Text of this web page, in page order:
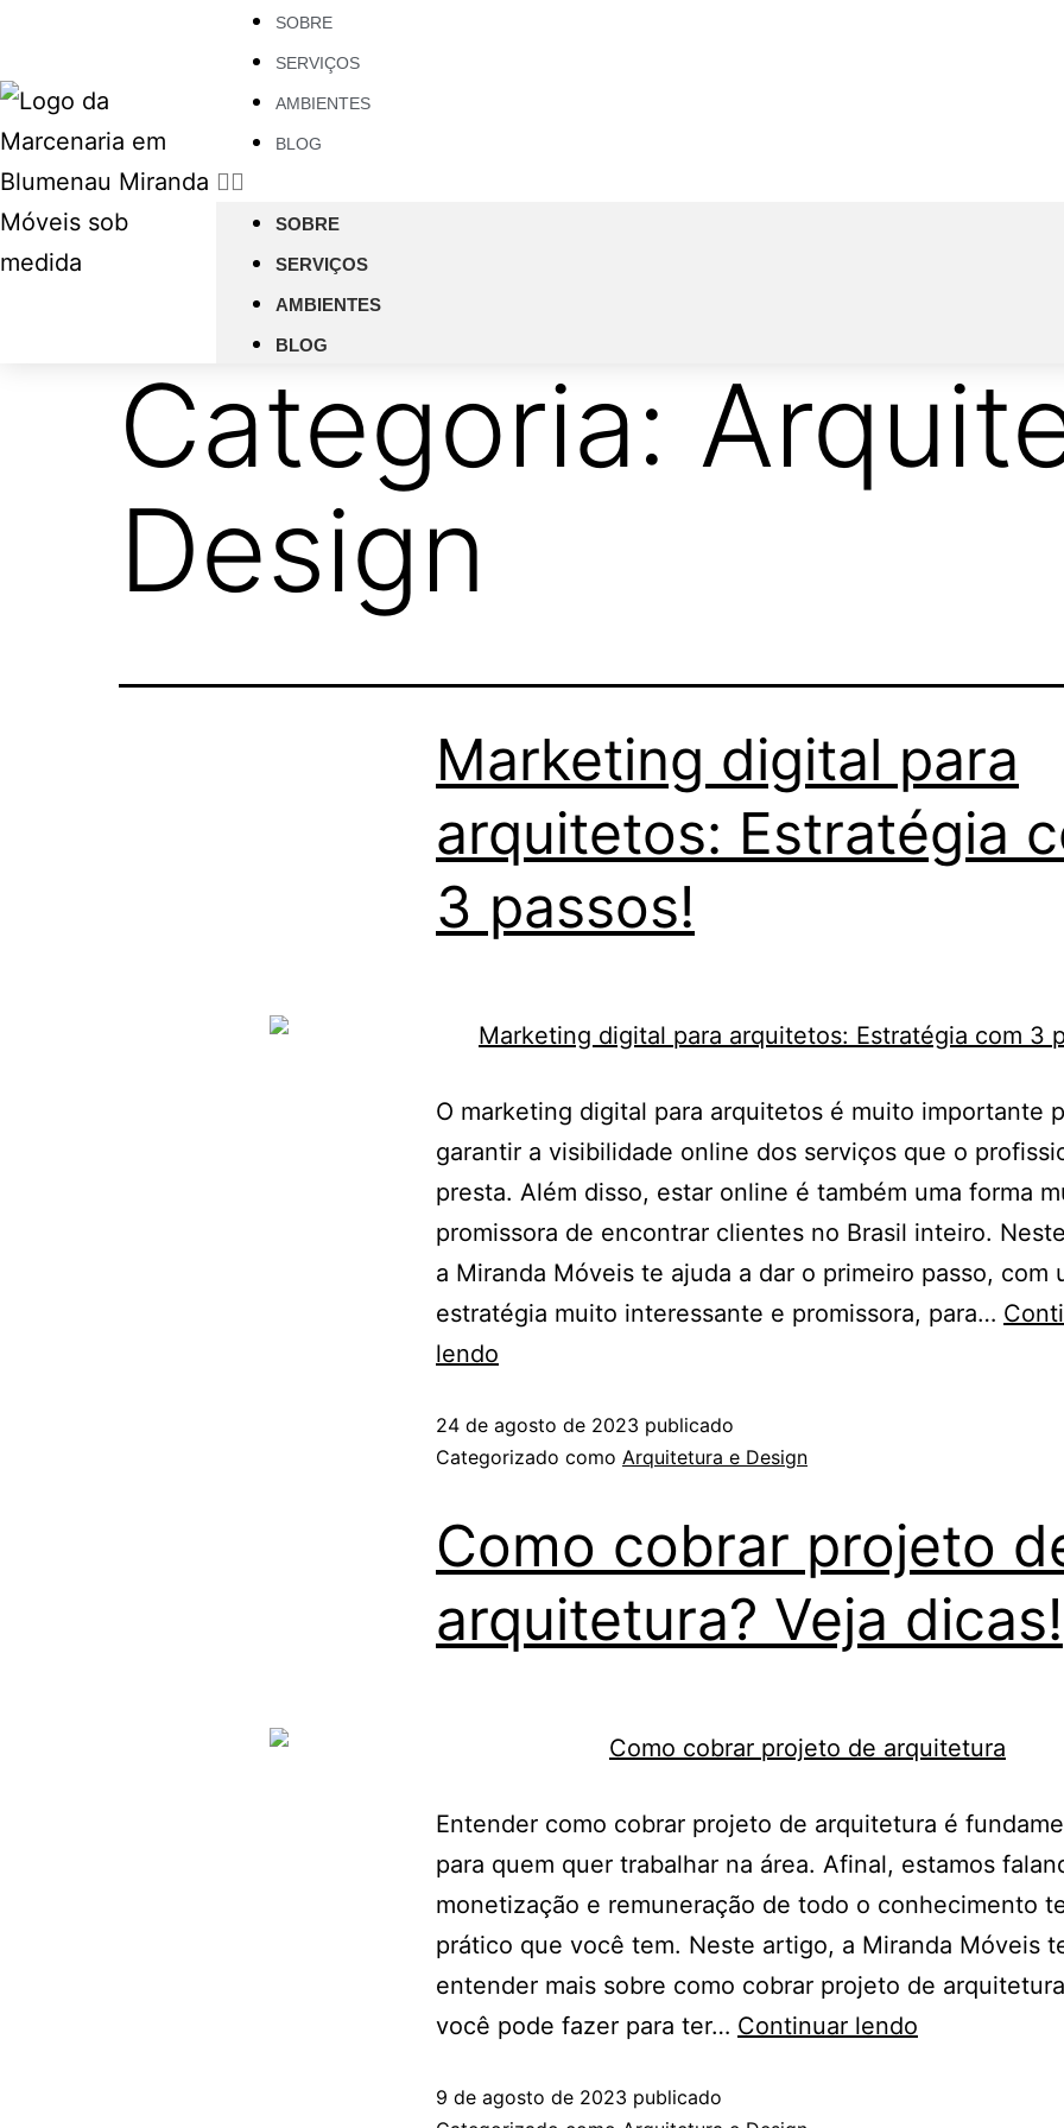
SOBRE
SERVIÇOS
AMBIENTES
BLOG
SOBRE
SERVIÇOS
AMBIENTES
BLOG
Categoria:
Design
Marketing digital para
arquitetos: Estratégia
3 passos!
O marketing digital para arquitetos é muito importante
garantir a visibilidade online dos serviços que o
presta. Além disso, estar online é também uma forma
promissora de encontrar clientes no Brasil inteiro.
a Miranda Móveis te ajuda a dar o primeiro passo, com
estratégia muito interessante e promissora, para…
lendo
24 de agosto de 2023 publicado
Categorizado como Arquitetura e Design
Como cobrar projeto
arquitetura? Veja dicas!
Entender como cobrar projeto de arquitetura é
para quem quer trabalhar na área. Afinal, estamos
monetização e remuneração de todo o conhecimento
prático que você tem. Neste artigo, a Miranda Móveis
entender mais sobre como cobrar projeto de
você pode fazer para ter… Continuar lendo
9 de agosto de 2023 publicado